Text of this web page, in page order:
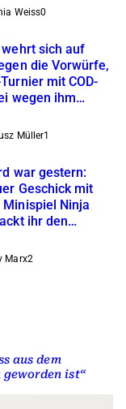
Weiss0
wehrt sich auf
die Vorwürfe,
mit COD-
wegen ihm
Müller1
war gestern:
Geschick mit
Minispiel Ninja
ihr den
Marx2
aus dem
geworden ist“